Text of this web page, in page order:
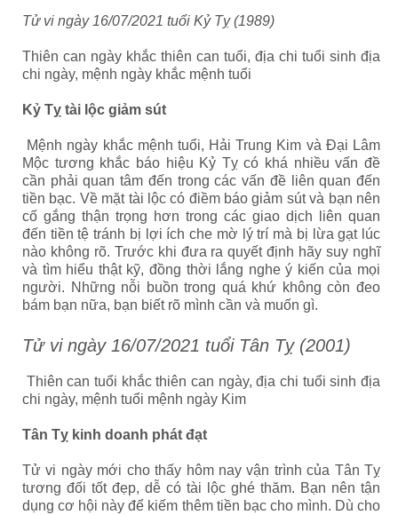
Tử vi ngày 16/07/2021 tuổi Kỷ Tỵ (1989)
Thiên can ngày khắc thiên can tuổi, địa chi tuổi sinh địa
chi ngày, mệnh ngày khắc mệnh tuổi
Kỷ Tỵ tài lộc giảm sút
Mệnh ngày khắc mệnh tuổi, Hải Trung Kim và Đại Lâm
Mộc tương khắc báo hiệu Kỷ Tỵ có khá nhiều vấn đề
cần phải quan tâm đến trong các vấn đề liên quan đến
tiền bạc. Về mặt tài lộc có điềm báo giảm sút và bạn nên
cố gắng thận trọng hơn trong các giao dịch liên quan
đến tiền tệ tránh bị lợi ích che mờ lý trí mà bị lừa gạt lúc
nào không rõ. Trước khi đưa ra quyết định hãy suy nghĩ
và tìm hiểu thật kỹ, đồng thời lắng nghe ý kiến của mọi
người. Những nỗi buồn trong quá khứ không còn đeo
bám bạn nữa, bạn biết rõ mình cần và muốn gì.
Tử vi ngày 16/07/2021 tuổi Tân Tỵ (2001)
Thiên can tuổi khắc thiên can ngày, địa chi tuổi sinh địa
chi ngày, mệnh tuổi mệnh ngày Kim
Tân Tỵ kinh doanh phát đạt
Tử vi ngày mới cho thấy hôm nay vận trình của Tân Tỵ
tương đối tốt đẹp, dễ có tài lộc ghé thăm. Bạn nên tận
dụng cơ hội này để kiếm thêm tiền bạc cho mình. Dù cho